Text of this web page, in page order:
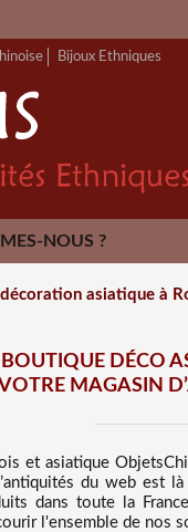
Bijoux Ethniques
NOUS ?
asiatique à
BOUTIQUE DÉCO
MAGASIN
et asiatique
du web est
dans toute la
l'ensemble de